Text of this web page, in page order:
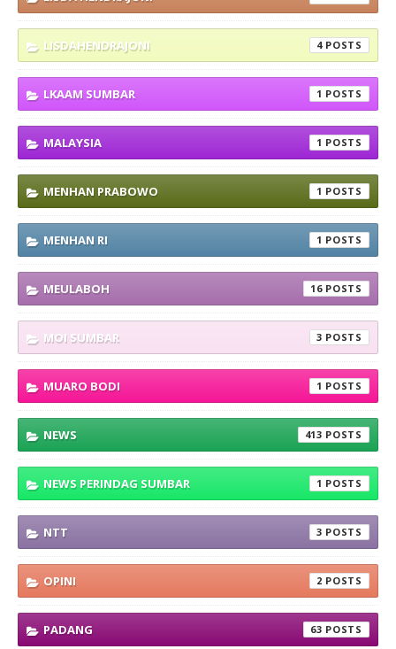
LISDAHENDRAJONI 4
LKAAM SUMBAR 1
MALAYSIA 1
MENHAN PRABOWO 1
MENHAN RI 1
MEULABOH 16
MOI SUMBAR 3
MUARO BODI 1
NEWS 413
NEWS PERINDAG SUMBAR 1
NTT 3
OPINI 2
PADANG 63